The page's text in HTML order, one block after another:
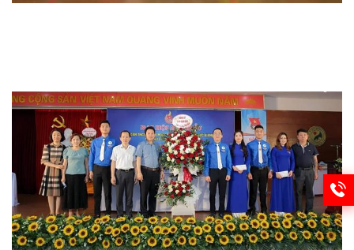
Hoạt động chuyên môn